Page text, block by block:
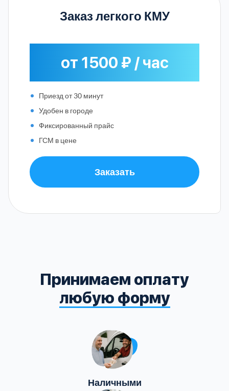
Заказ легкого КМУ
от 1500 ₽ / час
Приезд от 30 минут
Удобен в городе
Фиксированный прайс
ГСМ в цене
Заказать
Принимаем оплату
любую форму
Наличными